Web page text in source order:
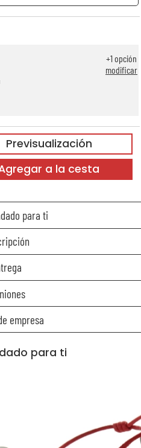
+1opción
modificar
Previsualización
a la cesta
para ti
empresa
para ti